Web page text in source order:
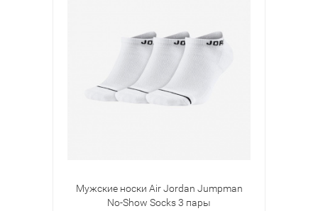
Мужские носки Air Jordan Jumpman
No-Show Socks 3 пары